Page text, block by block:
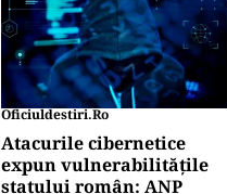
Oficiuldestiri.ro
Atacurile cibernetice
expun vulnerabilitățile
statului român: ANP